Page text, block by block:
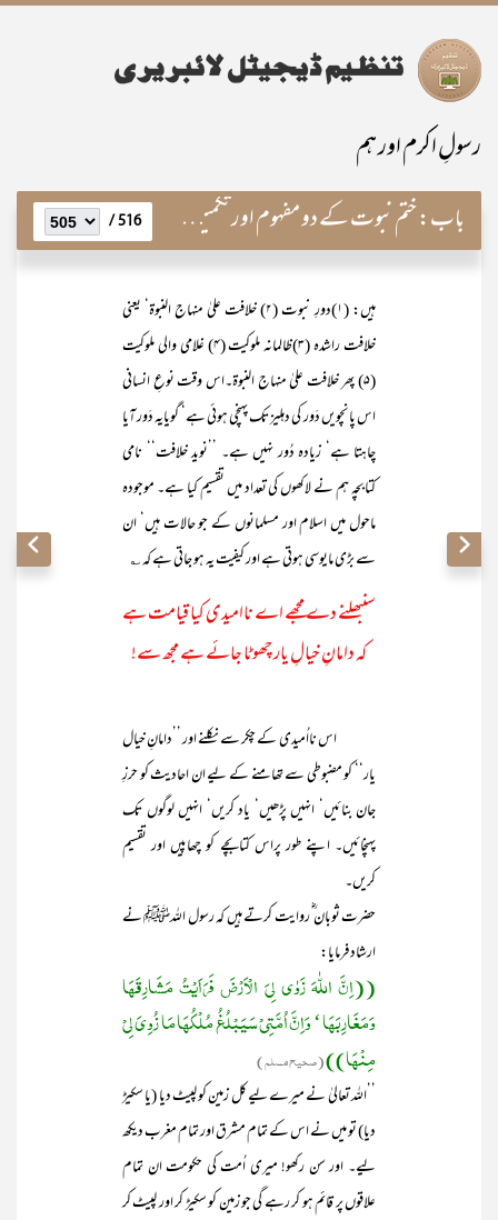
رسولِ اکرم اور ہم
باب:ختم نبوت کے دو مفہوم اور تکمیل رسالت کےعملی تقاضے 516 /
ہیں: (۱)دورِ نبوت (۲) خلافت علیٰ منہاج النبوۃ‘ یعنی
خلافت راشدہ (۳)ظالمانہ ملوکیت (۴) غلامی والی ملوکیت
(۵) پھر خلافت علیٰ منہاج النبوۃ۔اس وقت نوعِ انسانی
اس پانچویں دَور کی دہلیز تک پہنچی ہوئی ہے‘ گویایہ دَور آیا
چاہتا ہے‘ زیادہ دُور نہیں ہے۔ ’’نوید خلافت‘‘ نامی
کتابچہ ہم نے لاکھوں کی تعداد میں تقسیم کیا ہے۔ موجودہ
ماحول میں اسلام اور مسلمانوں کے جو حالات ہیں‘ ان
سے بڑی مایوسی ہوتی ہے اور کیفیت یہ ہو جاتی ہے کہ ؎
سنبھلنے دے مجھے اے ناامیدی کیا قیامت ہے
کہ دامانِ خیالِ یار چھوٹا جائے ہے مجھ سے!
اس نااُمیدی کے چکر سے نکلنے اور ’’دامانِ خیال
یار‘‘ کو مضبوطی سے تھامنے کے لیے ان احادیث کو حرزِ
جان بنائیں‘ انہیں پڑھیں‘ یاد کریں‘ انہیں لوگوں تک
پہنچائیں۔ اپنے طور پراس کتابچے کو چھاپیں اور تقسیم
کریں۔
حضرت ثوبان ؓ روایت کرتے ہیں کہ رسول اللہﷺ نے
ارشاد فرمایا:
((اِنَّ اللّٰہَ زَوٰی لِیَ الْاَرْضَ فَرَاَیْتُ مَشَارِقَھَا
وَمَغَارِبَھَا ‘ وَاِنَّ اُمَّتِیْ سَیَبْلُغُ مُلْکُھَا مَا زُوِیَ لِیْ
مِنْھَا))(صحیح مسلم)
’’اللہ تعالیٰ نے میرے لیے کل زمین کو لپیٹ دیا (یا سکیڑ
دیا) تو میں نے اس کے تمام مشرق اور تمام مغرب دیکھ
لیے۔ اور سن رکھو! میری اُمت کی حکومت ان تمام
علاقوں پر قائم ہو کر رہے گی جو زمین کو سکیڑ کر اور لپیٹ کر